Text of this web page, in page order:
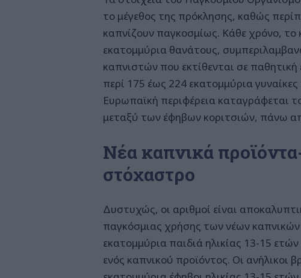
το μέγεθος της πρόκλησης, καθώς
καπνίζουν παγκοσμίως. Κάθε χρόνο,
εκατομμύρια θανάτους,
καπνιστών που εκτίθενται σε
περί 175 έως 224 εκατομμύρια
Ευρωπαϊκή περιφέρεια καταγράφεται
μεταξύ των έφηβων κοριτσιών, πάνω
Νέα καπνικά
στόχαστρο
Δυστυχώς, οι αριθμοί είναι
παγκόσμιας χρήσης των νέων
εκατομμύρια παιδιά ηλικίας 13-15
ενός καπνικού προϊόντος. Οι